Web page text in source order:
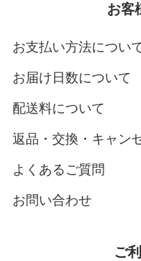
お客
お支払い方法につい
お届け日数について
配送料について
返品・交換・キャン
よくあるご質問
お問い合わせ
ご